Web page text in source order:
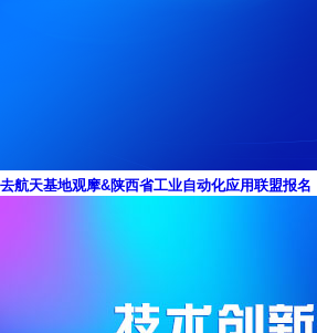
去航天基地观摩&陕西省工业自动化应用联盟报名